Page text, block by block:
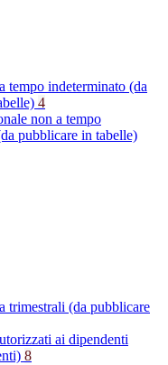
tempo indeterminato (da
4
non a tempo
pubblicare in tabelle)
trimestrali (da pubblicare
ai dipendenti
8